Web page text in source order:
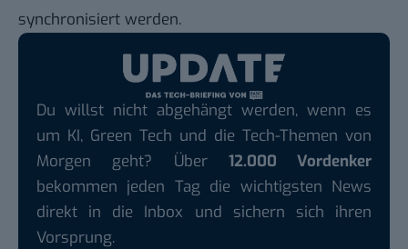
synchronisiert werden.
Du willst nicht abgehängt werden, wenn es
um KI, Green Tech und die Tech-Themen von
Morgen geht? Über 12.000 Vordenker
bekommen jeden Tag die wichtigsten News
direkt in die Inbox und sichern sich ihren
Vorsprung.